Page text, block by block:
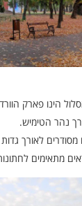
נהר הטימיש.
מסודרים לאורך
מתאימים